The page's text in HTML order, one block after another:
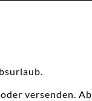
versenden. Ab